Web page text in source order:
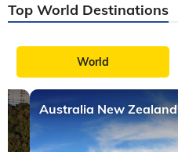
Top World Destinations
World
Australia New Zealand